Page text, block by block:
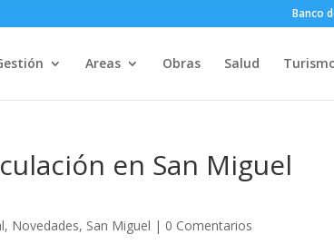
Banco
Areas Obras Salud
en San Miguel
, Novedades, San Miguel | 0 Comentarios